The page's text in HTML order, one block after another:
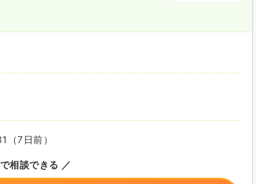
7日前）
相談できる